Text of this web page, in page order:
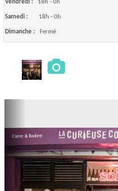
Vendredi : 18h - 0h
Samedi : 18h - 0h
Dimanche : Fermé